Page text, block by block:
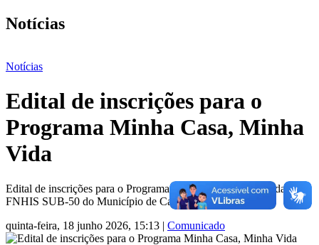
Notícias
Notícias
Edital de inscrições para o
Programa Minha Casa, Minha
Vida
Edital de inscrições para o Programa Minha Casa, Minha Vida –
FNHIS SUB-50 do Município de Caracaraí.
quinta-feira, 18 junho 2026, 15:13 | Comunicado